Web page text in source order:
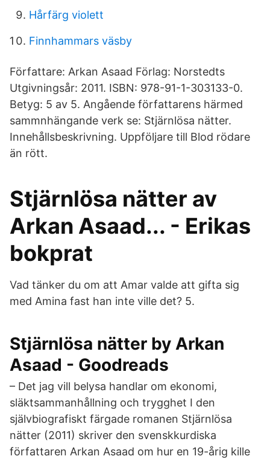
Hårfärg violett
Finnhammars väsby
Författare: Arkan Asaad Förlag: Norstedts
Utgivningsår: 2011. ISBN: 978-91-1-303133-0.
Betyg: 5 av 5. Angående författarens härmed
sammnhängande verk se: Stjärnlösa nätter.
Innehållsbeskrivning. Uppföljare till Blod rödare
än rött.
Stjärnlösa nätter av
Arkan Asaad... - Erikas
bokprat
Vad tänker du om att Amar valde att gifta sig
med Amina fast han inte ville det? 5.
Stjärnlösa nätter by Arkan
Asaad - Goodreads
– Det jag vill belysa handlar om ekonomi,
släktsammanhållning och trygghet I den
självbiografiskt färgade romanen Stjärnlösa
nätter (2011) skriver den svenskkurdiska
författaren Arkan Asaad om hur en 19-årig kille